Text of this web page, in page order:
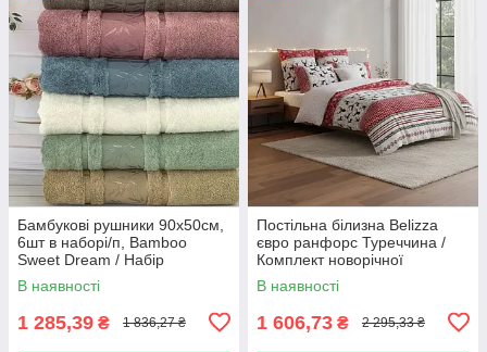
Бамбукові рушники 90х50см,
6шт в наборі/п, Bamboo
Sweet Dream / Набір
рушників / Ніжні рушники для
обличчя
В наявності
1 285,39 ₴ 1 836,27 ₴
Постільна білизна Belizza
євро ранфорс Туреччина /
Комплект новорічної
постільної білизни
В наявності
1 606,73 ₴ 2 295,33 ₴